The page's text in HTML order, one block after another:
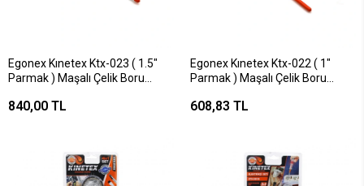
Egonex Kınetex Ktx-023 ( 1.5"
Parmak ) Maşalı Çelik Boru
)*24
840,00 TL
Egonex Kınetex Ktx-022 ( 1"
Parmak ) Maşalı Çelik Boru
)*36
608,83 TL